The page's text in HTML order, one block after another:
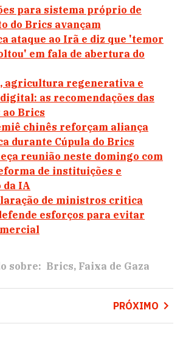
para sistema próprio de
do Brics avançam
ataque ao Irã e diz que 'temor
em fala de abertura do
agricultura regenerativa e
as recomendações das
ao Brics
chinês reforçam aliança
durante Cúpula do Brics
reunião neste domingo com
de instituições e
da IA
de ministros critica
esforços para evitar
sobre: Brics Faixa de Gaza
PRÓXIMO